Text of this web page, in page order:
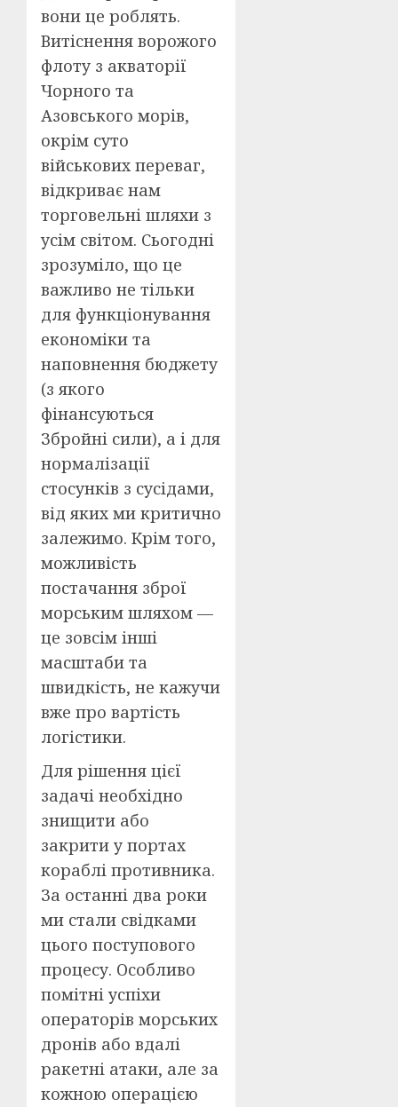
вони це роблять.
Витіснення ворожого
флоту з акваторії
Чорного та
Азовського морів,
окрім суто
військових переваг,
відкриває нам
торговельні шляхи з
усім світом. Сьогодні
зрозуміло, що це
важливо не тільки
для функціонування
економіки та
наповнення бюджету
(з якого
фінансуються
Збройні сили), а і для
нормалізації
стосунків з сусідами,
від яких ми критично
залежимо. Крім того,
можливість
постачання зброї
морським шляхом —
це зовсім інші
масштаби та
швидкість, не кажучи
вже про вартість
логістики.
Для рішення цієї
задачі необхідно
знищити або
закрити у портах
кораблі противника.
За останні два роки
ми стали свідками
цього поступового
процесу. Особливо
помітні успіхи
операторів морських
дронів або вдалі
ракетні атаки, але за
кожною операцією